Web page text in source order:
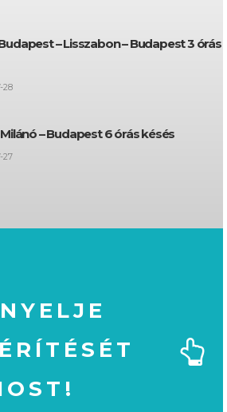
– Lisszabon – Budapest 3 órás
28
– Budapest 6 órás késés
27